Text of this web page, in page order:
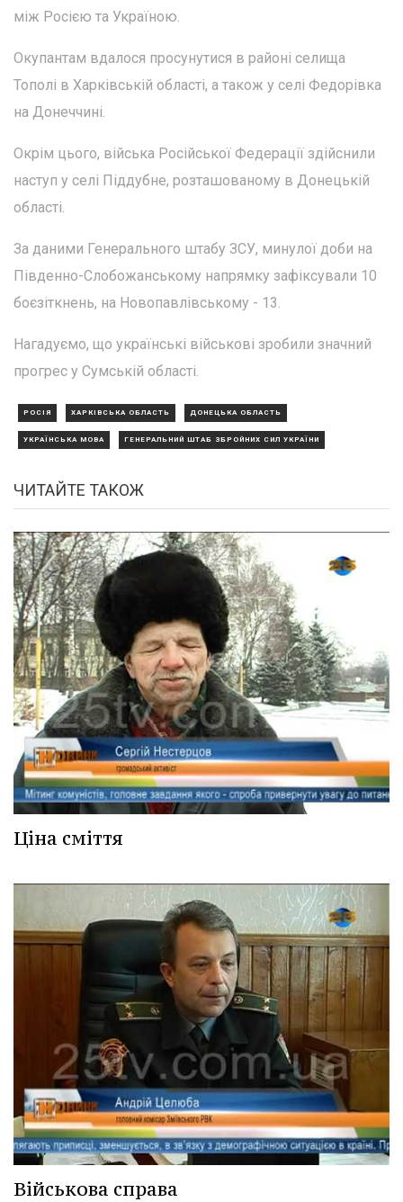
між Росією та Україною.
Окупантам вдалося просунутися в районі селища
Тополі в Харківській області, а також у селі Федорівка
на Донеччині.
Окрім цього, війська Російської Федерації здійснили
наступ у селі Піддубне, розташованому в Донецькій
області.
За даними Генерального штабу ЗСУ, минулої доби на
Південно-Слобожанському напрямку зафіксували 10
боєзіткнень, на Новопавлівському - 13.
Нагадуємо, що українські військові зробили значний
прогрес у Сумській області.
РОСІЯ ХАРКІВСЬКА ОБЛАСТЬ ДОНЕЦЬКА ОБЛАСТЬ
УКРАЇНСЬКА МОВА ГЕНЕРАЛЬНИЙ ШТАБ ЗБРОЙНИХ СИЛ УКРАЇНИ
ЧИТАЙТЕ ТАКОЖ
Ціна сміття
Військова справа